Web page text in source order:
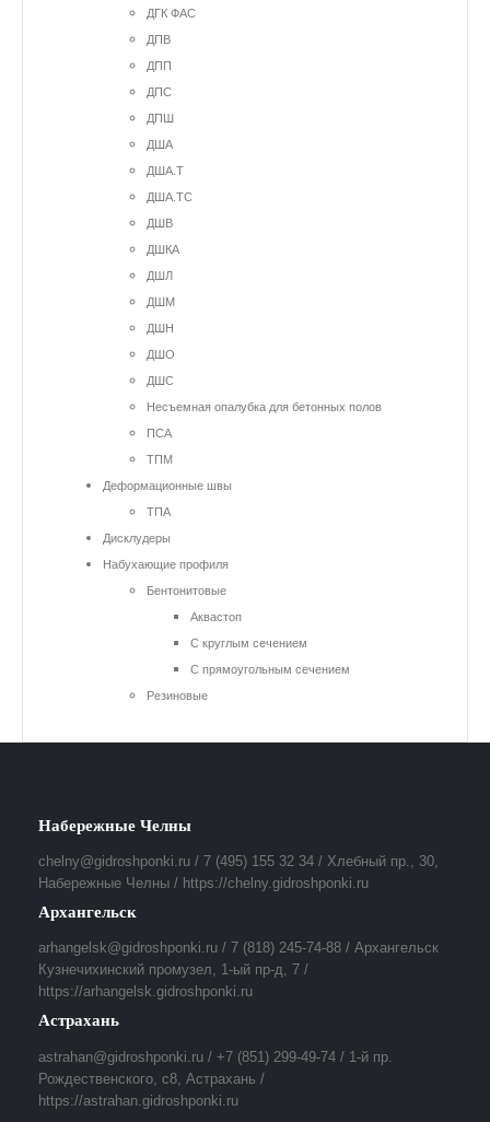
ДГК ФАС
ДПВ
ДПП
ДПС
ДПШ
ДША
ДША.Т
ДША.ТС
ДШВ
ДШКА
ДШЛ
ДШМ
ДШН
ДШО
ДШС
Несъемная опалубка для бетонных полов
ПСА
ТПМ
Деформационные швы
ТПА
Дисклудеры
Набухающие профиля
Бентонитовые
Аквастоп
С круглым сечением
С прямоугольным сечением
Резиновые
Набережные Челны
chelny@gidroshponki.ru / 7 (495) 155 32 34 / Хлебный пр., 30,
Набережные Челны / https://chelny.gidroshponki.ru
Архангельск
arhangelsk@gidroshponki.ru / 7 (818) 245-74-88 / Архангельск
Кузнечихинский промузел, 1-ый пр-д, 7 /
https://arhangelsk.gidroshponki.ru
Астрахань
astrahan@gidroshponki.ru / +7 (851) 299-49-74 / 1-й пр.
Рождественского, с8, Астрахань /
https://astrahan.gidroshponki.ru